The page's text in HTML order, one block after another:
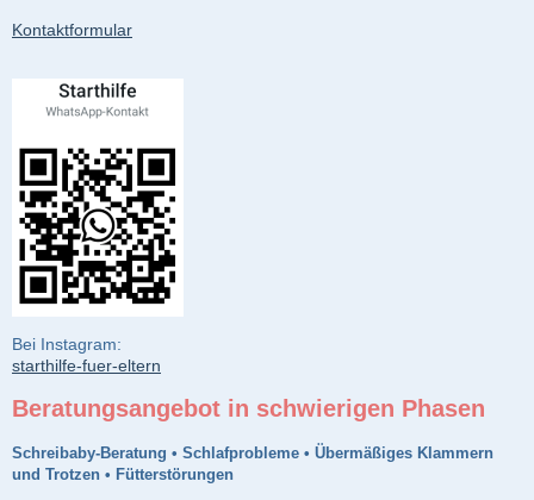
Kontaktformular
Bei Instagram:
starthilfe-fuer-eltern
Beratungsangebot in schwierigen Phasen
Schreibaby-Beratung • Schlafprobleme • Übermäßiges Klammern
und Trotzen • Fütterstörungen